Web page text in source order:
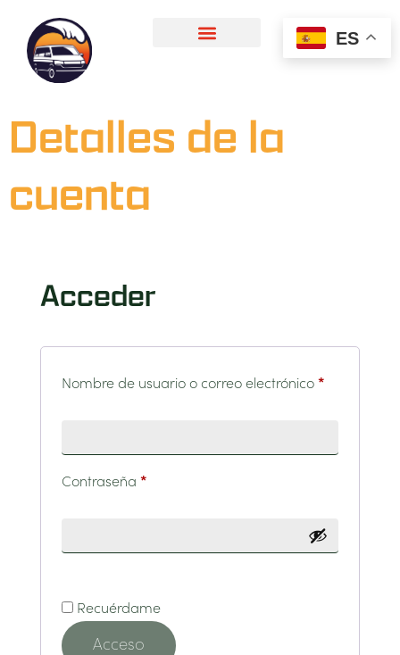
Detalles de la
cuenta
Acceder
Nombre de usuario o correo electrónico*
Contraseña *
Recuérdame
Acceso
ES